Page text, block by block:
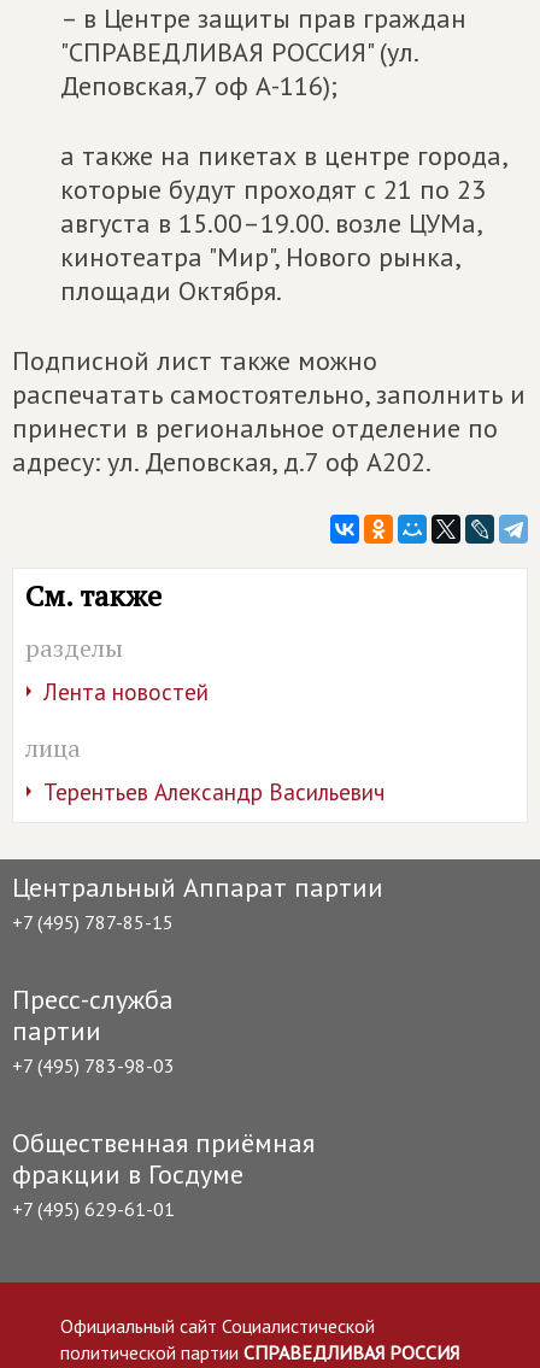
– в Центре защиты прав граждан
"СПРАВЕДЛИВАЯ РОССИЯ" (ул.
Деповская,7 оф А-116);
а также на пикетах в центре города,
которые будут проходят с 21 по 23
августа в 15.00–19.00. возле ЦУМа,
кинотеатра "Мир", Нового рынка,
площади Октября.
Подписной лист также можно
распечатать самостоятельно, заполнить и
принести в региональное отделение по
адресу: ул. Деповская, д.7 оф А202.
См. также
разделы
Лента новостей
лица
Терентьев Александр Васильевич
Центральный Аппарат партии
+7 (495) 787-85-15
Пресс-служба
партии
+7 (495) 783-98-03
Общественная приёмная
фракции в Госдуме
+7 (495) 629-61-01
Официальный сайт Социалистической
политической партии СПРАВЕДЛИВАЯ РОССИЯ